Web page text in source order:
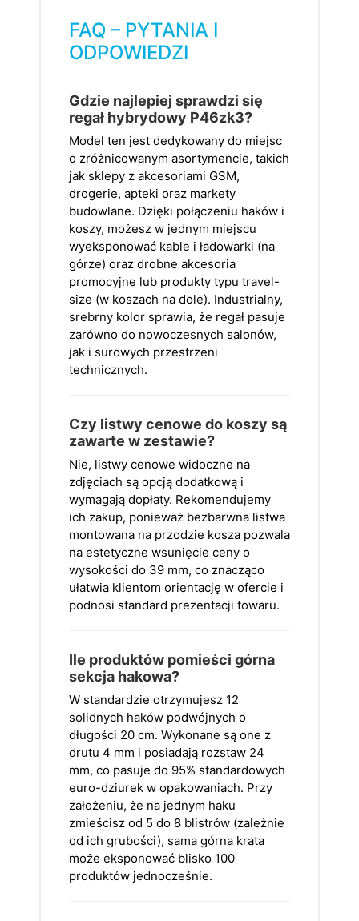
FAQ – PYTANIA I
ODPOWIEDZI
Gdzie najlepiej sprawdzi się
regał hybrydowy P46zk3?
Model ten jest dedykowany do miejsc
o zróżnicowanym asortymencie, takich
jak sklepy z akcesoriami GSM,
drogerie, apteki oraz markety
budowlane. Dzięki połączeniu haków i
koszy, możesz w jednym miejscu
wyeksponować kable i ładowarki (na
górze) oraz drobne akcesoria
promocyjne lub produkty typu travel-
size (w koszach na dole). Industrialny,
srebrny kolor sprawia, że regał pasuje
zarówno do nowoczesnych salonów,
jak i surowych przestrzeni
technicznych.
Czy listwy cenowe do koszy są
zawarte w zestawie?
Nie, listwy cenowe widoczne na
zdjęciach są opcją dodatkową i
wymagają dopłaty. Rekomendujemy
ich zakup, ponieważ bezbarwna listwa
montowana na przodzie kosza pozwala
na estetyczne wsunięcie ceny o
wysokości do 39 mm, co znacząco
ułatwia klientom orientację w ofercie i
podnosi standard prezentacji towaru.
Ile produktów pomieści górna
sekcja hakowa?
W standardzie otrzymujesz 12
solidnych haków podwójnych o
długości 20 cm. Wykonane są one z
drutu 4 mm i posiadają rozstaw 24
mm, co pasuje do 95% standardowych
euro-dziurek w opakowaniach. Przy
założeniu, że na jednym haku
zmieścisz od 5 do 8 blistrów (zależnie
od ich grubości), sama górna krata
może eksponować blisko 100
produktów jednocześnie.